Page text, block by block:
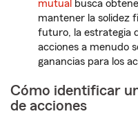
mutual busca
mantener la solidez
futuro, la estrategia
acciones a menudo
ganancias para los
Cómo identificar
de acciones